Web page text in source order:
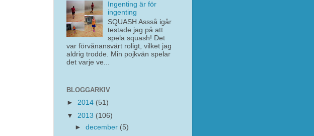
Ingenting är för
ingenting
SQUASH Assså igår
testade jag på att
spela squash! Det
var förvånansvärt roligt, vilket jag
aldrig trodde. Min pojkvän spelar
det varje ve...
BLOGGARKIV
► 2014 (51)
▼ 2013 (106)
►december (5)